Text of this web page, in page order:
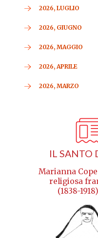
2026, LUGLIO
2026, GIUGNO
2026, MAGGIO
2026, APRILE
2026, MARZO
IL SANTO
Marianna
religiosa
(1838-